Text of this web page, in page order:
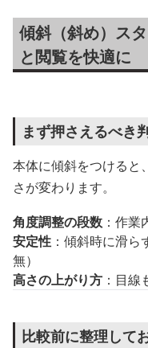
傾斜（斜め）ス
と閲覧を快適に
まず押さえるべき
本体に傾斜をつけると
さが変わります。
角度調整の段数 ：作
安定性 ：傾斜時に滑
無）
高さの上がり方 ：目
比較前に整理して